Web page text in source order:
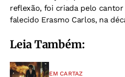
reflexão, foi criada pelo cantor
falecido Erasmo Carlos, na
Leia Também:
EM CARTAZ